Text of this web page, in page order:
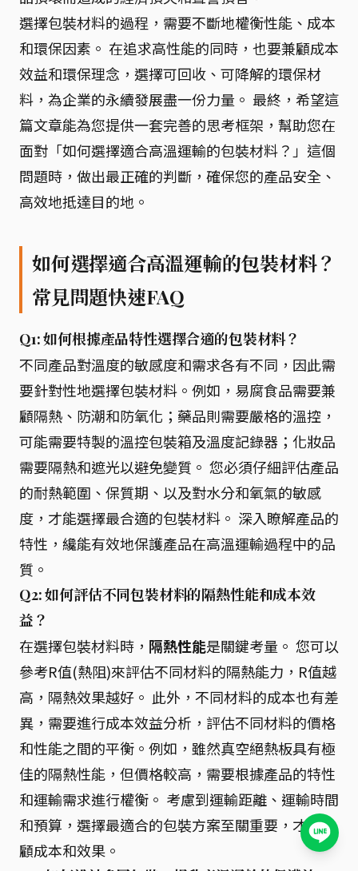
選擇包裝材料的過程，需要不斷地權衡性能、成本
和環保因素。 在追求高性能的同時，也要兼顧成本
效益和環保理念，選擇可回收、可降解的環保材
料，為企業的永續發展盡一份力量。 最終，希望這
篇文章能為您提供一套完善的思考框架，幫助您在
面對「如何選擇適合高溫運輸的包裝材料？」這個
問題時，做出最正確的判斷，確保您的產品安全、
高效地抵達目的地。
如何選擇適合高溫運輸的包裝材料？
常見問題快速FAQ
Q1: 如何根據產品特性選擇合適的包裝材料？
不同產品對溫度的敏感度和需求各有不同，因此需
要針對性地選擇包裝材料。例如，易腐食品需要兼
顧隔熱、防潮和防氧化；藥品則需要嚴格的溫控，
可能需要特製的溫控包裝箱及溫度記錄器；化妝品
需要隔熱和遮光以避免變質。 您必須仔細評估產品
的耐熱範圍、保質期、以及對水分和氧氣的敏感
度，才能選擇最合適的包裝材料。 深入瞭解產品的
特性，纔能有效地保護產品在高溫運輸過程中的品
質。
Q2: 如何評估不同包裝材料的隔熱性能和成本效
益？
在選擇包裝材料時， 隔熱性能是關鍵考量。 您可以
參考R值(熱阻)來評估不同材料的隔熱能力，R值越
高，隔熱效果越好。 此外，不同材料的成本也有差
異，需要進行成本效益分析，評估不同材料的價格
和性能之間的平衡。例如，雖然真空絕熱板具有極
佳的隔熱性能，但價格較高，需要根據產品的特性
和運輸需求進行權衡。 考慮到運輸距離、運輸時間
和預算，選擇最適合的包裝方案至關重要，才能兼
顧成本和效果。